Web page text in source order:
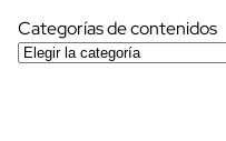
Categorías de contenidos